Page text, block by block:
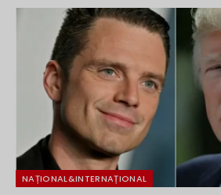
NAȚIONAL&INTERNAȚIONAL